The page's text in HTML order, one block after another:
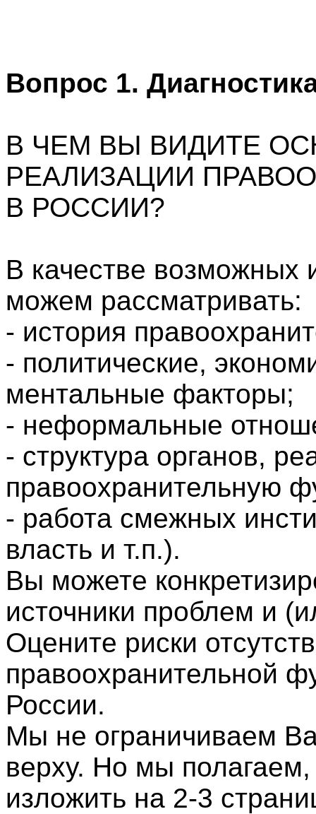
Вопрос 1.
В ЧЕМ ВЫ ВИДИТЕ
РЕАЛИЗАЦИИ
В РОССИИ?
В качестве возможных
можем рассматривать:
- история
- политические,
ментальные факторы;
- неформальные
- структура органов,
правоохранительную
- работа смежных
власть и т.п.).
Вы можете
источники проблем и
Оцените риски
правоохранительной
России.
Мы не ограничиваем
верху. Но мы
изложить на 2-3